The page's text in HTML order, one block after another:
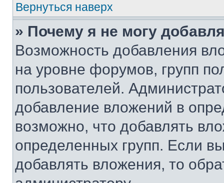
Вернуться наверх
» Почему я не могу
Возможность добавления
на уровне форумов, групп
пользователей.
добавление вложений в
возможно, что добавлять
определенных групп. Если
добавлять вложения, то